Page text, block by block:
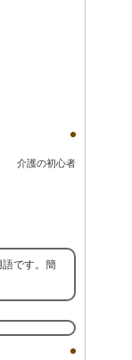
介護の初心者
です。簡